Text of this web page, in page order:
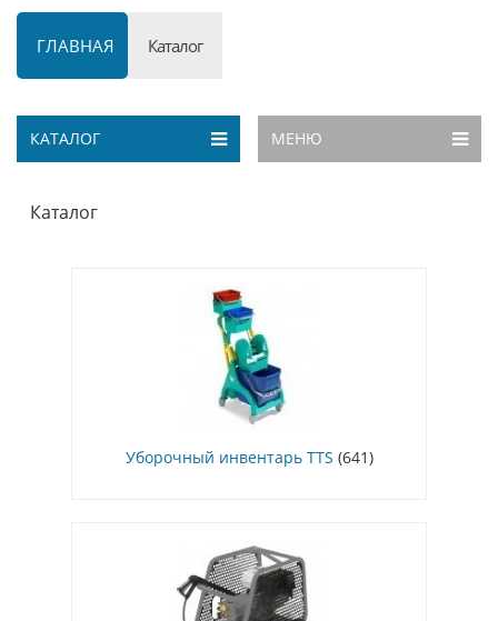
ГЛАВНАЯ Каталог
КАТАЛОГ МЕНЮ
Каталог
Уборочный инвентарь TTS (641)